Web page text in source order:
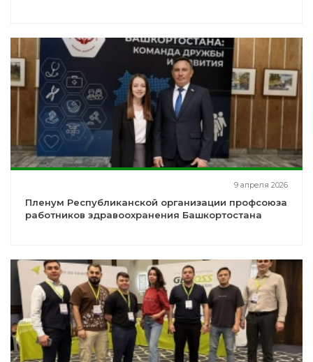
9 апреля 2026
Пленум Республиканской организации профсоюза
работников здравоохранения Башкортостана